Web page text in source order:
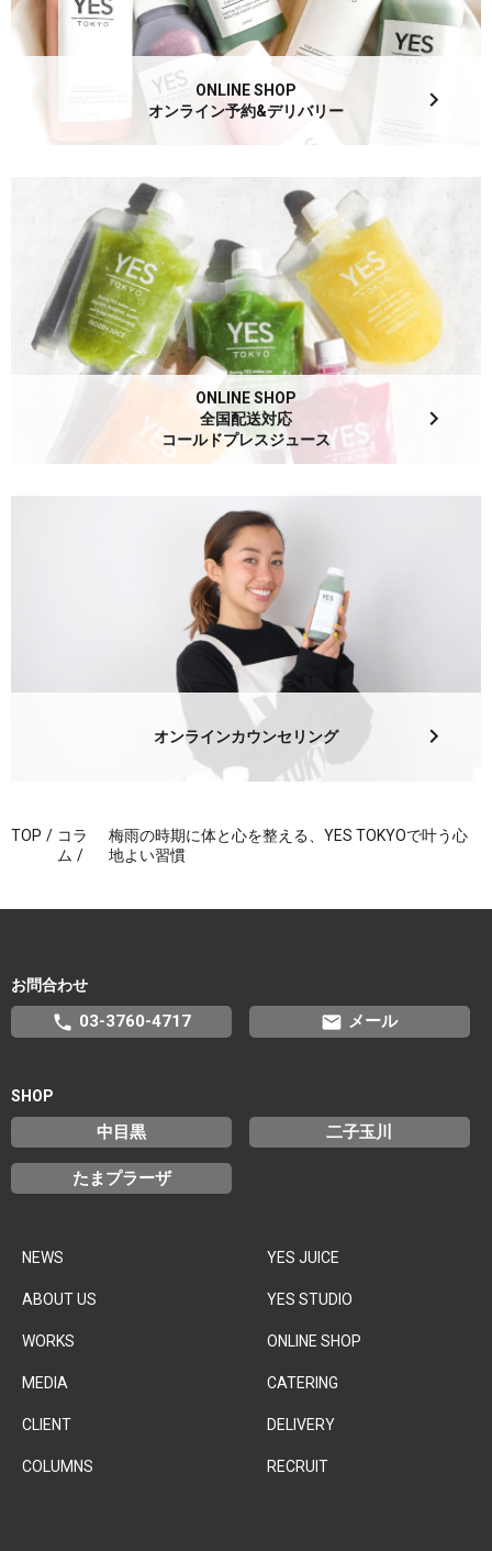
ONLINE SHOP
オンライン予約&デリバリー
ONLINE SHOP
全国配送対応
コールドプレスジュース
オンラインカウンセリング
TOP
コラ
ム
梅雨の時期に体と心を整える、YES TOKYOで叶う心
地よい習慣
NEWS
ABOUT US
WORKS
MEDIA
CLIENT
COLUMNS
YES JUICE
YES STUDIO
ONLINE SHOP
CATERING
DELIVERY
RECRUIT
お問合わせ
phone 03-3760-4717 email メール
SHOP
中目黒 二子玉川
たまプラーザ